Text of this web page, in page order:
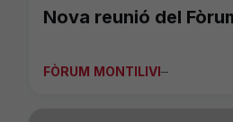
Nova reunió del
FÒRUM MONTILIVI